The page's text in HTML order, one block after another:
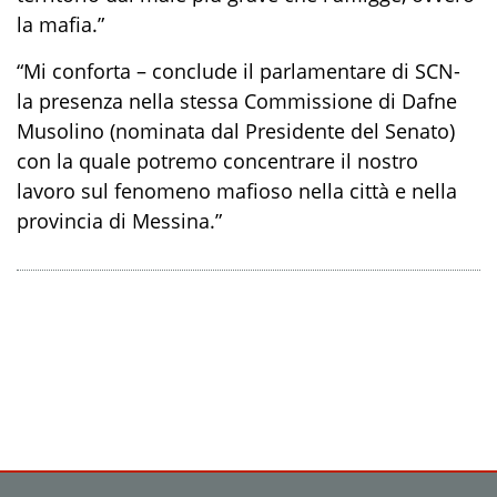
la mafia.”
“Mi conforta – conclude il parlamentare di SCN-
la presenza nella stessa Commissione di Dafne
Musolino (nominata dal Presidente del Senato)
con la quale potremo concentrare il nostro
lavoro sul fenomeno mafioso nella città e nella
provincia di Messina.”